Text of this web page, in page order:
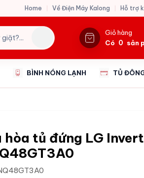
Home Về Điện Máy Kalong Hỗ trợ
Giỏ hàng
Có 0 sản
BÌNH NÓNG LẠNH TỦ
tủ đứng LG